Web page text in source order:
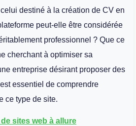
destiné à la création de CV en
peut-elle être considérée
professionnel ? Que ce
cherchant à optimiser sa
entreprise désirant proposer des
essentiel de comprendre
ce type de site.
sites web à allure